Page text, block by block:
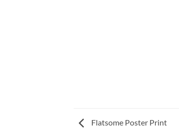
Flatsome Poster Print